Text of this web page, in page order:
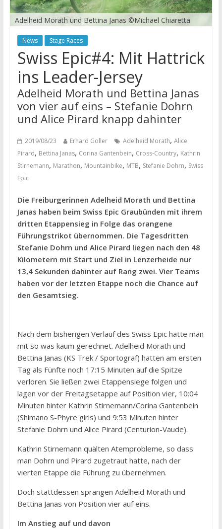
Adelheid Morath und Bettina Janas ©Michael Chiaretta
News Stage Races
Swiss Epic#4: Mit Hattrick
ins Leader-Jersey
Adelheid Morath und Bettina Janas
von vier auf eins – Stefanie Dohrn
und Alice Pirard knapp dahinter
2019/08/23 Erhard Goller Adelheid Morath, Alice
Pirard, Bettina Janas, Corina Gantenbein, Cross-Country, Kathrin
Stirnemann, Marathon, Mountainbike, MTB, Stefanie Dohrn, Swiss
Epic
Die Freiburgerinnen Adelheid Morath und Bettina
Janas haben beim Swiss Epic Graubünden mit ihrem
dritten Etappensieg in Folge das orangene
Führungstrikot übernommen. Die Tagesdritten
Stefanie Dohrn und Alice Pirard liegen nach den 48
Kilometern mit Start und Ziel in Lenzerheide nur
13,4 Sekunden dahinter auf Rang zwei. Vier Teams
haben vor der letzten Etappe noch die Chance auf
den Gesamtsieg.
Nach dem bisherigen Verlauf des Swiss Epic hätte man
mit so was kaum gerechnet. Adelheid Morath und
Bettina Janas (KS Trek / Sportograf) hatten am ersten
Tag als Fünfte noch 17:15 Minuten auf die Spitze
verloren. Sie ließen zwei Etappensiege folgen und
lagen vor der Freitagsetappe auf Position vier, 10:04
Minuten hinter Kathrin Stirnemann/Corina Gantenbein
(Shimano S-Phyre girls) und 9:53 Minuten hinter
Stefanie Dohrn und Alice Pirard (Centurion-Vaude).
Kathrin Stirnemann quälten Atemprobleme, so dass
man Dohrn und Pirard zugetraut hatte, nach der
vierten Etappe die Führung zu übernehmen.
Doch stattdessen sprangen Adelheid Morath und
Bettina Janas von Position vier auf eins.
Im Anstieg auf und davon